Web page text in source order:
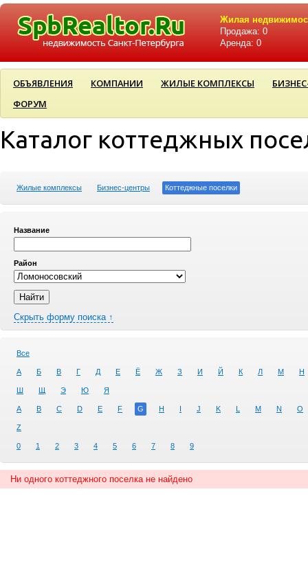
Жилая
Продажа: 0
Аренда: 0
ОБЪЯВЛЕНИЯ КОМПАНИИ ЖИЛЫЕ КОМПЛЕКСЫ
ФОРУМ
Каталог коттеджных
Жилые комплексы Бизнес-центры Коттеджные поселки
Название
Район
Скрыть форму поиска ↑
Все
А Б В Г Д Е Ё Ж З И Й К Л М Н
Ш Щ Э Ю Я
A B C D E F G H I J K L M N O
Z
0 1 2 3 4 5 6 7 8 9
Ни одного коттеджного поселка не найдено